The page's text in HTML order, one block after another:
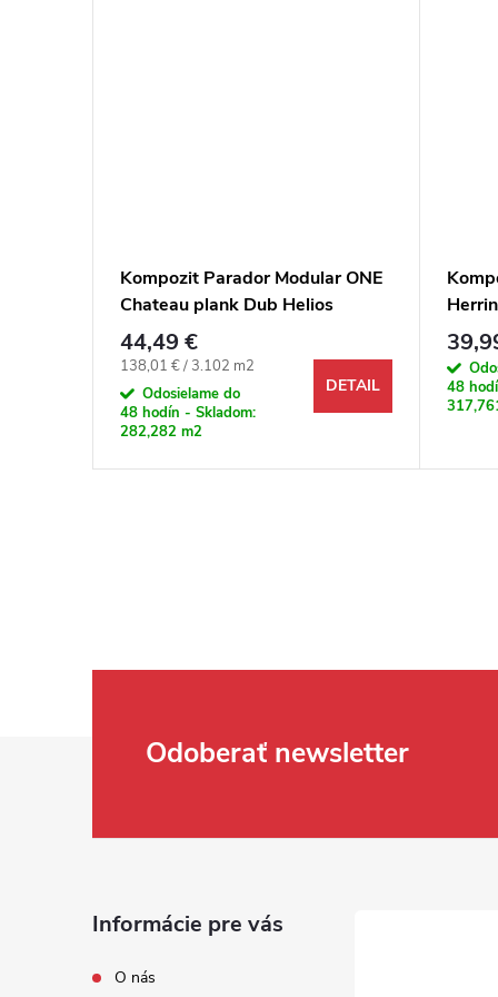
Kompozit Parador Modular ONE
Chateau plank Dub Helios
prírodný 4V
44,49 €
Jednotková cena:
138,01 € / 3.102 m2
Odosielame do
48 hodín - Skladom:
282,282 m2
DETAIL
48
Odoberať newsletter
Informácie pre vás
O nás